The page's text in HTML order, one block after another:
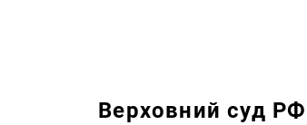
Верховний суд